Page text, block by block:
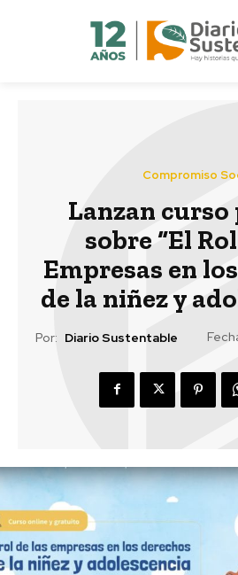
Compromiso
Lanzan
sobre “El
Empresas en
de la niñez y
Por: Diario Sustentable